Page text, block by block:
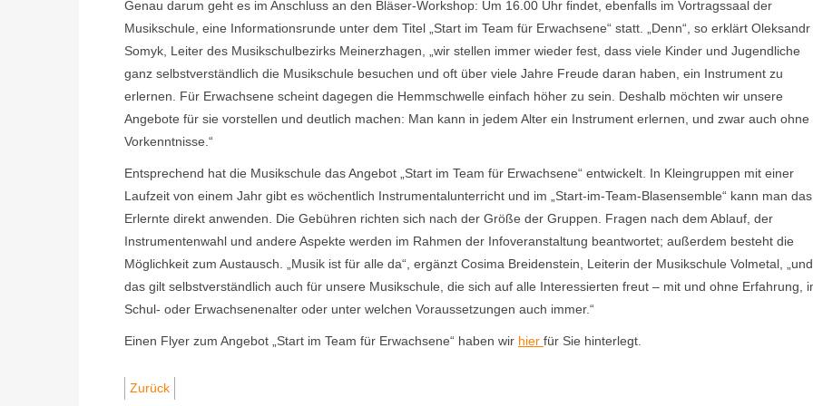
Genau darum geht es im Anschluss an den Bläser-Workshop: Um 16.00 Uhr findet, ebenfalls im Vortragssaal der
Musikschule, eine Informationsrunde unter dem Titel „Start im Team für Erwachsene“ statt. „Denn“, so erklärt Oleksandr
Somyk, Leiter des Musikschulbezirks Meinerzhagen, „wir stellen immer wieder fest, dass viele Kinder und Jugendliche
ganz selbstverständlich die Musikschule besuchen und oft über viele Jahre Freude daran haben, ein Instrument zu
erlernen. Für Erwachsene scheint dagegen die Hemmschwelle einfach höher zu sein. Deshalb möchten wir unsere
Angebote für sie vorstellen und deutlich machen: Man kann in jedem Alter ein Instrument erlernen, und zwar auch ohne
Vorkenntnisse.“
Entsprechend hat die Musikschule das Angebot „Start im Team für Erwachsene“ entwickelt. In Kleingruppen mit einer
Laufzeit von einem Jahr gibt es wöchentlich Instrumentalunterricht und im „Start-im-Team-Blasensemble“ kann man das
Erlernte direkt anwenden. Die Gebühren richten sich nach der Größe der Gruppen. Fragen nach dem Ablauf, der
Instrumentenwahl und andere Aspekte werden im Rahmen der Infoveranstaltung beantwortet; außerdem besteht die
Möglichkeit zum Austausch. „Musik ist für alle da“, ergänzt Cosima Breidenstein, Leiterin der Musikschule Volmetal, „und
das gilt selbstverständlich auch für unsere Musikschule, die sich auf alle Interessierten freut – mit und ohne Erfahrung,
Schul- oder Erwachsenenalter oder unter welchen Voraussetzungen auch immer.“
Einen Flyer zum Angebot „Start im Team für Erwachsene“ haben wir hier für Sie hinterlegt.
Zurück